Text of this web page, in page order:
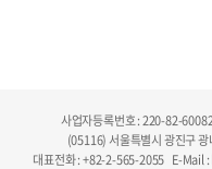
사업자등록번호 : 220-82-
(05116) 서울특별시 광진구
대표전화 : +82-2-565-2055 E-Mail :